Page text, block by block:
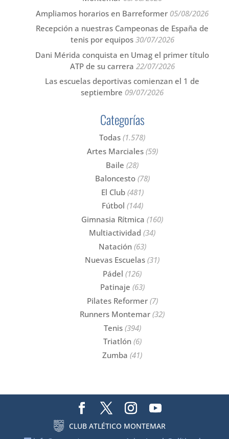
Ampliamos horarios en Barreformer 05/08/2026
Recepción a nuestras Campeonas de España de
tenis por equipos 30/07/2026
Dani Mérida conquista en Umag el primer título
ATP de su carrera 22/07/2026
Las escuelas deportivas comienzan el 1 de
septiembre 09/07/2026
Categorías
Todas (1.578)
Artes Marciales(59)
Baile (28)
Baloncesto(78)
El Club(481)
Fútbol (144)
Gimnasia Rítmica (160)
Multiactividad (34)
Natación(63)
Nuevas Escuelas (31)
Pádel (126)
Patinaje (63)
Pilates Reformer(7)
Runners Montemar (32)
Tenis(394)
Triatlón(6)
Zumba (41)
CLUB ATLÉTICO MONTEMAR